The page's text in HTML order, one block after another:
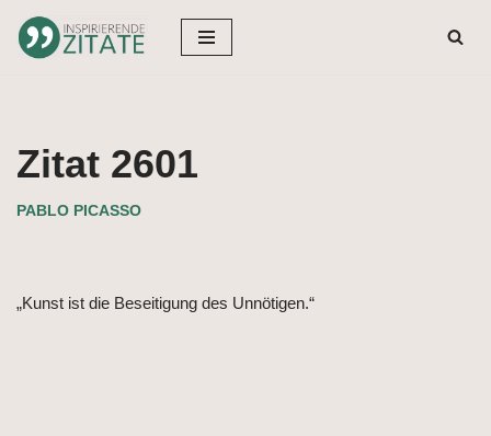
Zum
Zitat 2601
PABLO PICASSO
„Kunst ist die Beseitigung des Unnötigen.“